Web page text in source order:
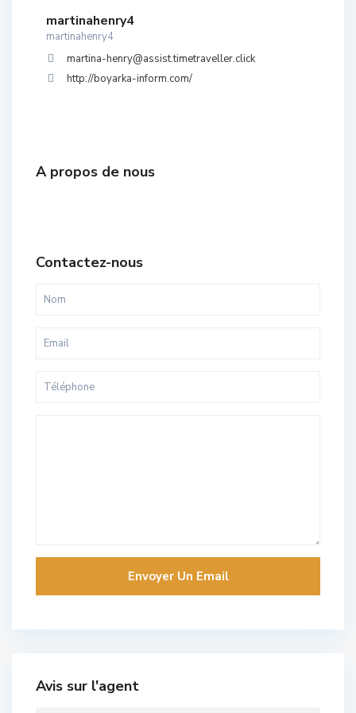
martinahenry4
martinahenry4
martina-henry@assist.timetraveller.click
http://boyarka-inform.com/
A propos de nous
Contactez-nous
Avis sur l'agent